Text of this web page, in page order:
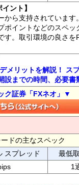
ント】
ら支持されていま
イントなどのスペッ
す。取引環境の良さを
メリットを解説！ ス
までの時間、必要書
ク証券「FXネオ」▼
ドの主なスペック
スプレッド 最低
1